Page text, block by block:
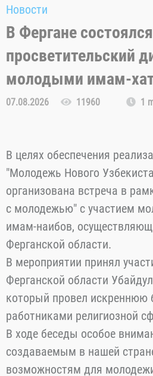
Новости
В Фергане состоялся
просветительский
молодыми имам-
07.08.2026 11960 1
В целях обеспечения
"Молодежь Нового
организована встреча в
с молодежью" с участием